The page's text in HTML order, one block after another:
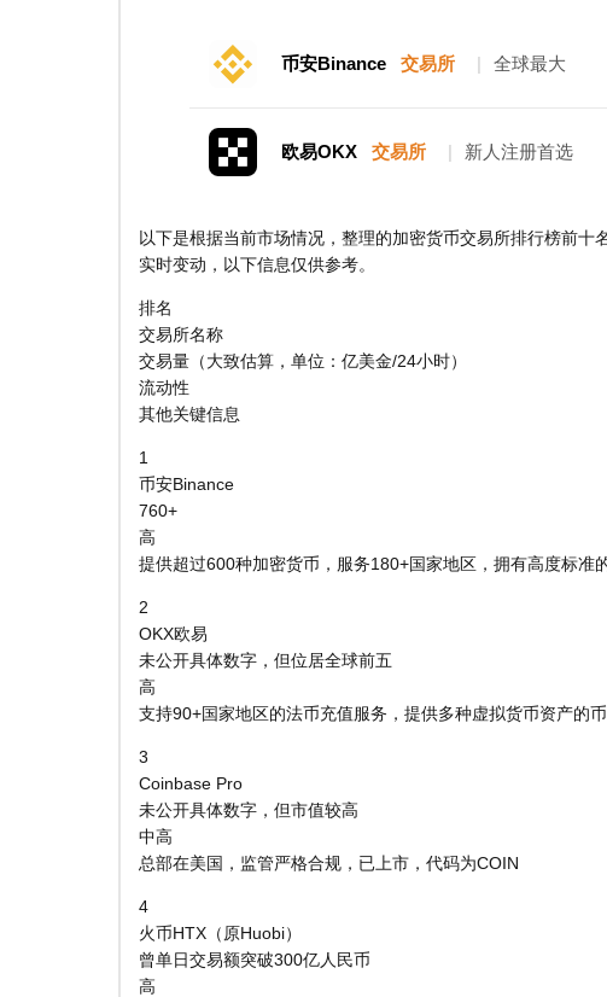
币安Binance 交易所 | 全球最大
欧易OKX 交易所 | 新人注册首选
以下是根据当前市场情况，整理的加密货币交易所排行榜前
实时变动，以下信息仅供参考。
排名
交易所名称
交易量（大致估算，单位：亿美金/24小时）
流动性
其他关键信息
1
币安Binance
760+
高
提供超过600种加密货币，服务180+国家地区，拥有高度标准
2
OKX欧易
未公开具体数字，但位居全球前五
高
支持90+国家地区的法币充值服务，提供多种虚拟货币资产的
3
Coinbase Pro
未公开具体数字，但市值较高
中高
总部在美国，监管严格合规，已上市，代码为COIN
4
火币HTX（原Huobi）
曾单日交易额突破300亿人民币
高